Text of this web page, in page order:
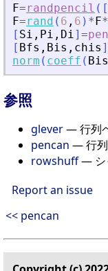
F=randpencil ( [
F=rand ( 6 , 6 ) *F*
[ Si , Pi , Di] =
[ Bfs , Bis , chis ]
norm ( coeff ( Bis
参照
glever— 行列
pencan — 行列
rowshuff— シ
Report an issue
<< pencan